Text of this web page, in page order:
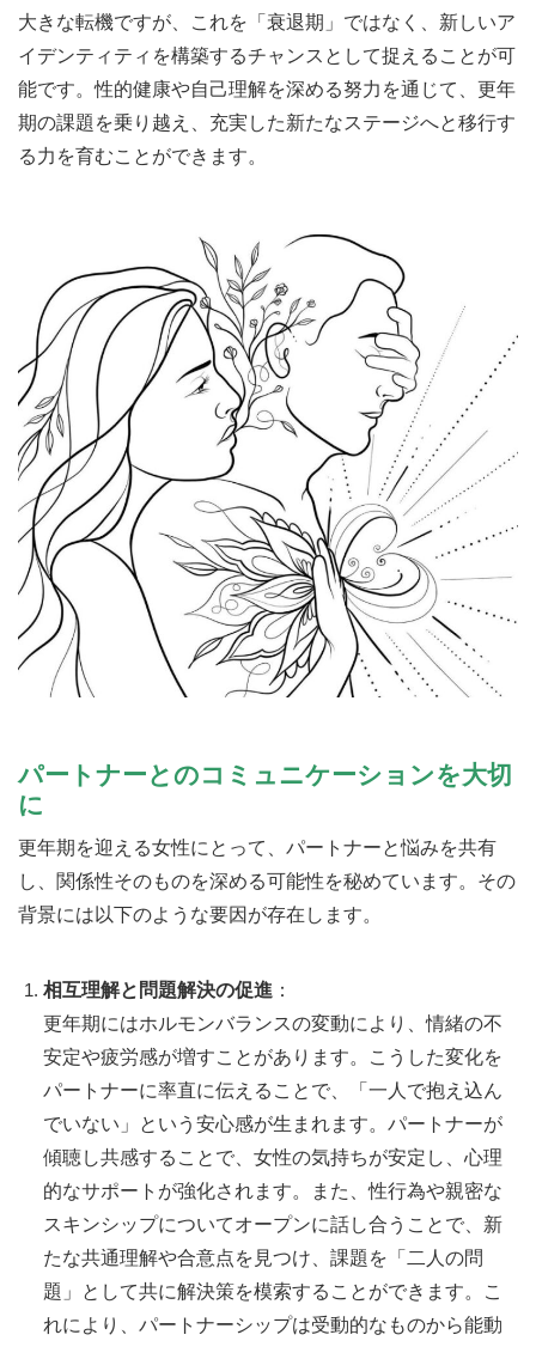
大きな転機ですが、これを「衰退期」ではなく、新しいア
イデンティティを構築するチャンスとして捉えることが可
能です。性的健康や自己理解を深める努力を通じて、更年
期の課題を乗り越え、充実した新たなステージへと移行す
る力を育むことができます。
パートナーとのコミュニケーションを大切
に
更年期を迎える女性にとって、パートナーと悩みを共有
し、関係性そのものを深める可能性を秘めています。その
背景には以下のような要因が存在します。
相互理解と問題解決の促進 ：
更年期にはホルモンバランスの変動により、情緒の不
安定や疲労感が増すことがあります。こうした変化を
パートナーに率直に伝えることで、「一人で抱え込ん
でいない」という安心感が生まれます。パートナーが
傾聴し共感することで、女性の気持ちが安定し、心理
的なサポートが強化されます。また、性行為や親密な
スキンシップについてオープンに話し合うことで、新
たな共通理解や合意点を見つけ、課題を「二人の問
題」として共に解決策を模索することができます。こ
れにより、パートナーシップは受動的なものから能動